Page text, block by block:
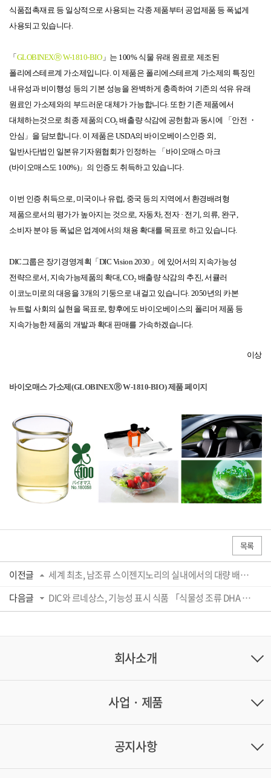
식품접촉재료 등 일상적으로사용되는 각종 제품부터 공업제품 등 폭넓게
사용되고 있습니다.
「 GLOBINEXⓇ W-1810-BIO」는 100% 식물 유래 원료로 제조된
폴리에스테르계 가소제입니다. 이 제품은 폴리에스테르계 가소제의 특징인
내유성과 비이행성 등의 기본 성능을 완벽하게 충족하여 기존의 석유 유래
원료인 가소제와의 부드러운대체가 가능합니다. 또한 기존 제품에서
대체하는것으로 최종제품의 CO₂배출량삭감에 공헌함과 동시에 「안전 ・
안심」을 담보합니다. 이 제품은 USDA의 바이오베이스인증 외,
일반사단법인 일본유기자원협회가 인정하는 「바이오매스 마크
(바이오매스도 100%)」의 인증도 취득하고 있습니다.
이번 인증 취득으로, 미국이나 유럽, 중국 등의 지역에서 환경배려형
제품으로서의 평가가 높아지는 것으로, 자동차, 전자 · 전기, 의류, 완구,
소비자 분야 등 폭넓은 업계에서의채용 확대를 목표로 하고 있습니다.
DIC그룹은 장기 경영계획 「 DIC Vision 2030 」에 있어서의 지속가능성
전략으로서, 지속가능제품의 확대, CO₂ 배출량삭감의 추진,서큘러
이코노미로의 대응을 3개의 기둥으로내걸고 있습니다. 2050년의 카본
뉴트럴사회의 실현을 목표로, 향후에도 바이오베이스의 폴리머 제품 등
지속가능한제품의 개발과 확대 판매를 가속하겠습니다.
이상
바이오매스 가소제 (GLOBINEXⓇ W-1810-BIO)제품페이지
목록
이전글
세계 최초, 남조류 스이젠지노리의 실내에서의 대량 배양 기술의 확립에 성공
다음글
DIC와 르네상스, 기능성 표시 식품 「식물성 조류 DHA 배합 DHA900」을 개발, 9월 1일부터 르...
회사소개
사업 · 제품
공지사항